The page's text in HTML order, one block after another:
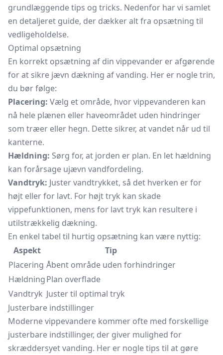
grundlæggende tips og tricks. Nedenfor har vi samlet
en detaljeret guide, der dækker alt fra opsætning til
vedligeholdelse.
Optimal opsætning
En korrekt opsætning af din vippevander er afgørende
for at sikre jævn dækning af vanding. Her er nogle trin,
du bør følge:
Placering: Vælg et område, hvor vippevanderen kan
nå hele plænen eller haveområdet uden hindringer
som træer eller hegn. Dette sikrer, at vandet når ud til
kanterne.
Hældning: Sørg for, at jorden er plan. En let hældning
kan forårsage ujævn vandfordeling.
Vandtryk: Juster vandtrykket, så det hverken er for
højt eller for lavt. For højt tryk kan skade
vippefunktionen, mens for lavt tryk kan resultere i
utilstrækkelig dækning.
En enkel tabel til hurtig opsætning kan være nyttig:
Aspekt
Tip
Placering Åbent område uden forhindringer
HældningPlan overflade
Vandtryk Juster til optimal tryk
Justerbare indstillinger
Moderne vippevandere kommer ofte med forskellige
justerbare indstillinger, der giver mulighed for
skræddersyet vanding. Her er nogle tips til at gøre